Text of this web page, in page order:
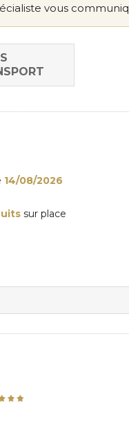
vous
14/08/2026
sur place